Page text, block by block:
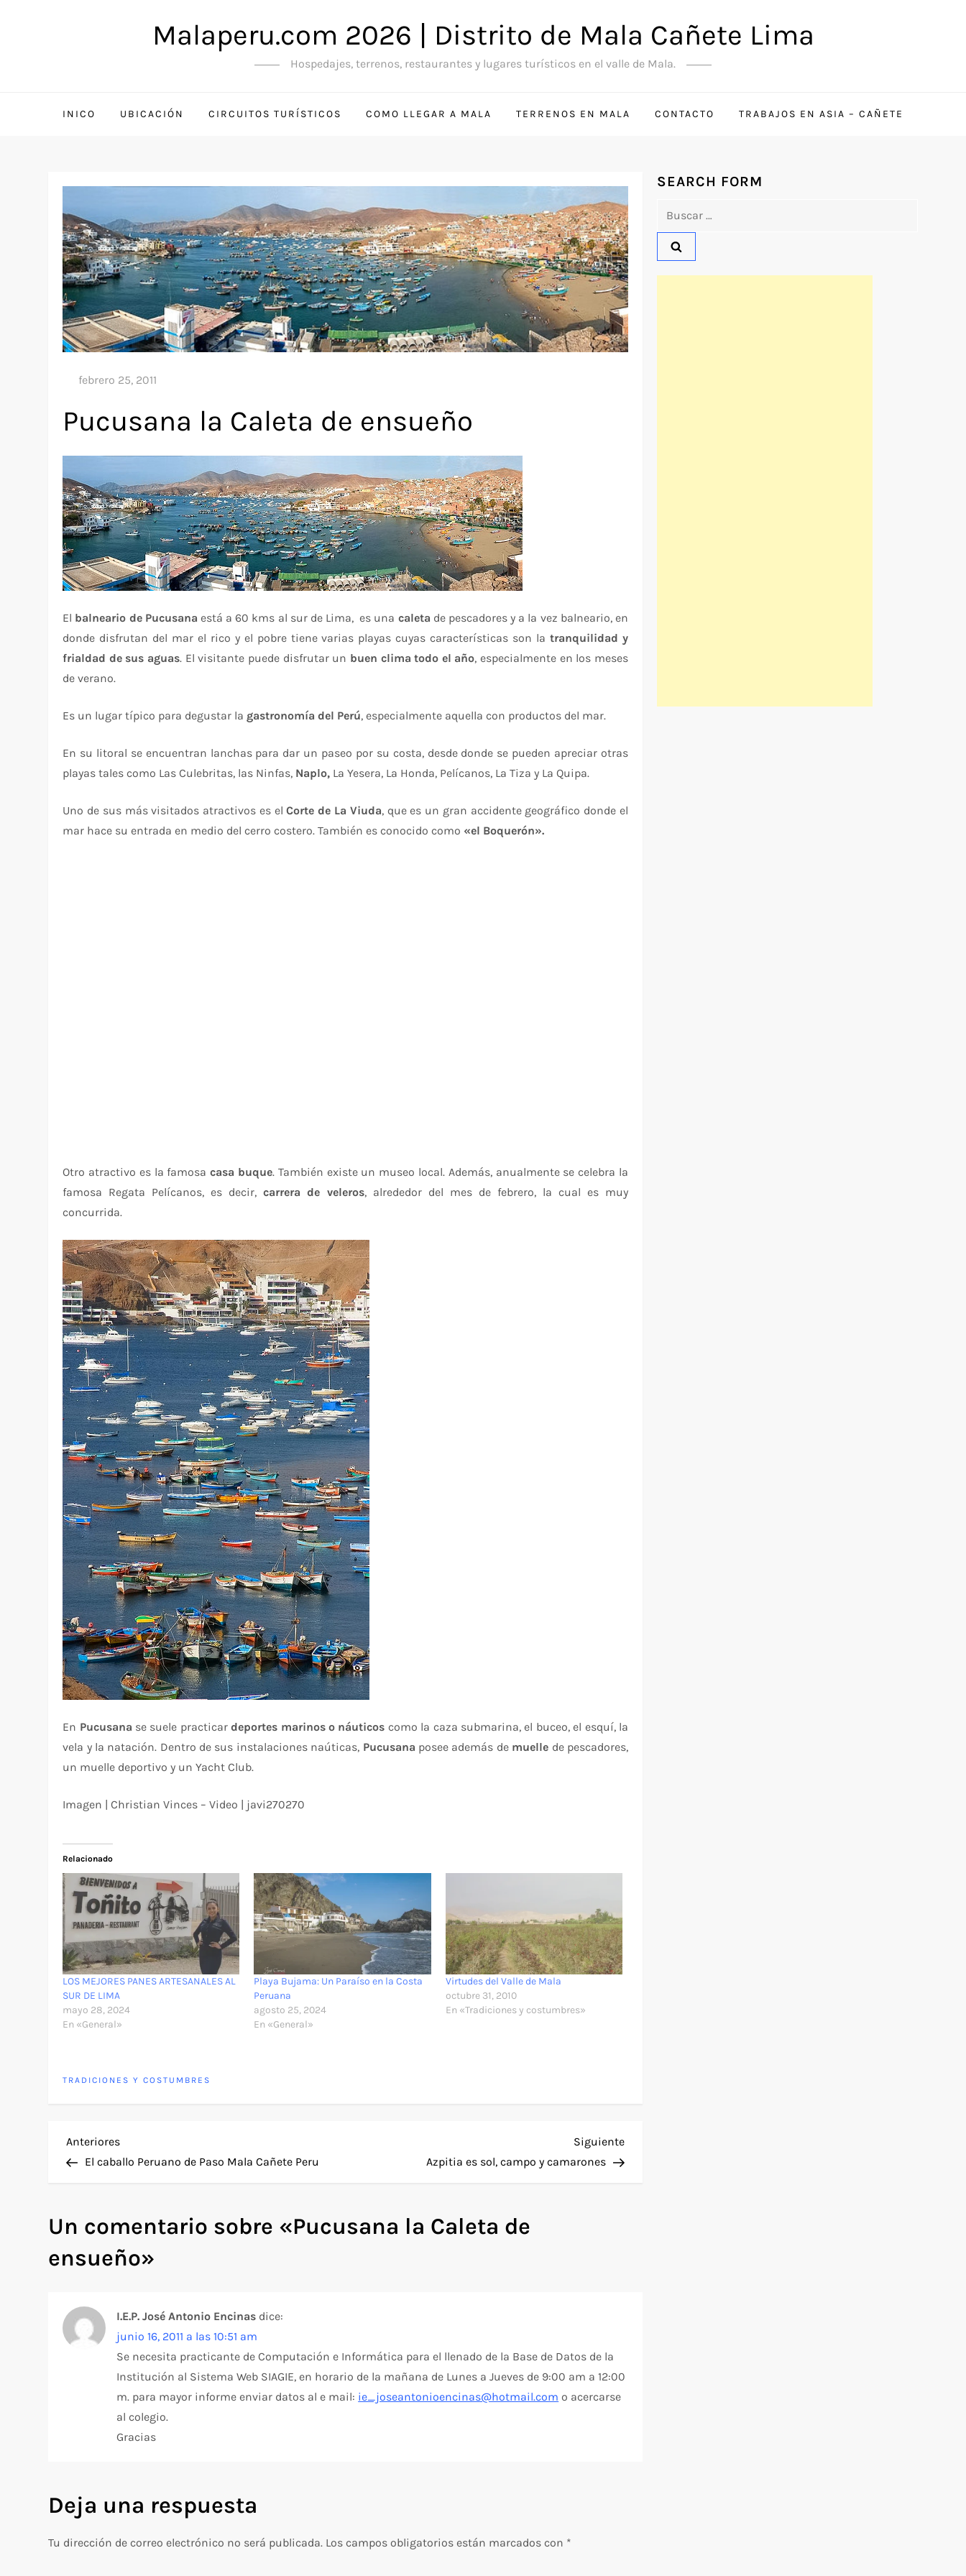
Malaperu.com 2026 | Distrito de Mala Cañete Lima
Hospedajes, terrenos, restaurantes y lugares turísticos en el valle de Mala.
INICO UBICACIÓN CIRCUITOS TURÍSTICOS COMO LLEGAR A MALA TERRENOS EN MALA CONTACTO TRABAJOS EN ASIA – CAÑETE
Pucusana la Caleta de ensueño
El balneario de Pucusana está a 60 kms al sur de Lima, es una caleta de pescadores y a la vez balneario, en
donde disfrutan del mar el rico y el pobre tiene varias playas cuyas características son la tranquilidad y
frialdad de sus aguas. El visitante puede disfrutar un buen clima todo el año, especialmente en los meses
de verano.
Es un lugar típico para degustar la gastronomía del Perú, especialmente aquella con productos del mar.
En su litoral se encuentran lanchas para dar un paseo por su costa, desde donde se pueden apreciar otras
playas tales como Las Culebritas, las Ninfas, Naplo, La Yesera, La Honda, Pelícanos, La Tiza y La Quipa.
Uno de sus más visitados atractivos es elCorte de La Viuda, que es un gran accidente geográfico donde el
mar hace su entrada en medio del cerro costero. También es conocido como «el Boquerón».
Otro atractivo es la famosacasa buque. También existe un museo local. Además, anualmente se celebra la
famosa Regata Pelícanos, es decir,carrera de veleros, alrededor del mes de febrero, la cual es muy
concurrida.
En Pucusana se suele practicardeportes marinos o náuticos como la caza submarina, el buceo, el esquí, la
vela y la natación. Dentro de sus instalaciones naúticas, Pucusana posee además de muelle de pescadores,
un muelle deportivo y un Yacht Club.
Imagen | Christian Vinces – Video | javi270270
Relacionado
LOS MEJORES PANES ARTESANALES AL
SUR DE LIMA
mayo 28, 2024
En «General»
Playa Bujama: Un Paraíso en la Costa
Peruana
agosto 25, 2024
En «General»
Virtudes del Valle de Mala
octubre 31, 2010
En «Tradiciones y costumbres»
TRADICIONES Y COSTUMBRES
N
v
e
a
c
e
e
Entrada
anterior
Anteriores
El caballo Peruano de Paso Mala Cañete Peru
Siguiente
entrada
Siguiente
Azpitia es sol, campo y camarones
Un comentario sobre «Pucusana la Caleta de
ensueño»
I.E.P. José Antonio Encinas dice:
junio 16, 2011 a las 10:51 am
Se necesita practicante de Computación e Informática para el llenado de la Base de Datos de la
Institución al Sistema Web SIAGIE, en horario de la mañana de Lunes a Jueves de 9:00 am a 12:00
m. para mayor informe enviar datos al e mail: ie_joseantonioencinas@hotmail.com o acercarse
al colegio.
Gracias
Deja una respuesta
Tu dirección de correo electrónico no será publicada. Los campos obligatorios están marcados con *
SEARCH FORM